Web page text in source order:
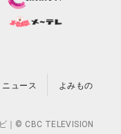
ニュース よみもの
｜© CBC TELEVISION